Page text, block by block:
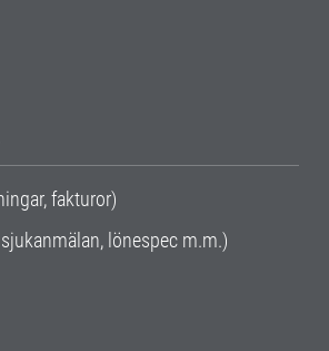
fakturor)
lönespec m.m.)